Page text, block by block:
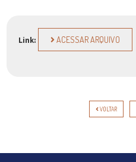
Link: ACESSAR ARQUIVO
VOLTAR